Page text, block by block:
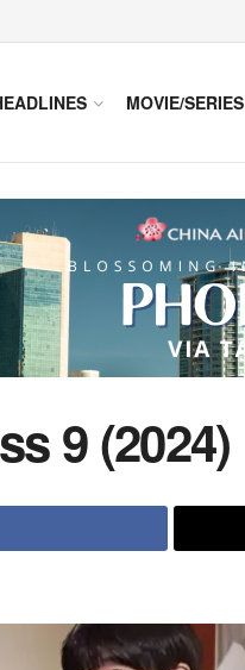
MOVIE/SERIES
9 (2024)